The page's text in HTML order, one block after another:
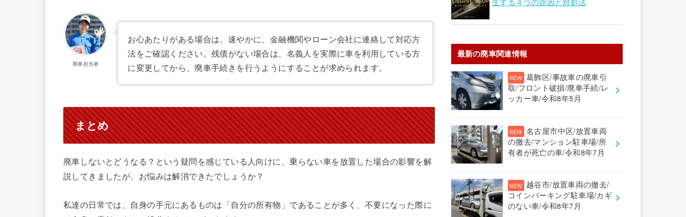
廃車担当者
お心あたりがある場合は、速やかに、金融機関やローン会社に連絡して対応方
法をご確認ください。残債がない場合は、名義人を実際に車を利用している方
に変更してから、廃車手続きを行うようにすることが求められます。
まとめ
廃車しないとどうなる？という疑問を感じている人向けに、乗らない車を放置した場合の影響を解
説してきましたが、お悩みは解消できたでしょうか？
私達の日常では、自身の手元にあるものは「自分の所有物」であることが多く、不要になった際に
最新の廃車関連情報
葛飾区/事故車の廃車引
取/フロント破損/廃車手続/レ
ッカー車/令和8年5月
名古屋市中区/放置車両
の撤去/マンション駐車場/所
有者が死亡の車/令和8年7月
越谷市/放置車両の撤去/
コインパーキング駐車場/カギ
のない車/令和8年7月